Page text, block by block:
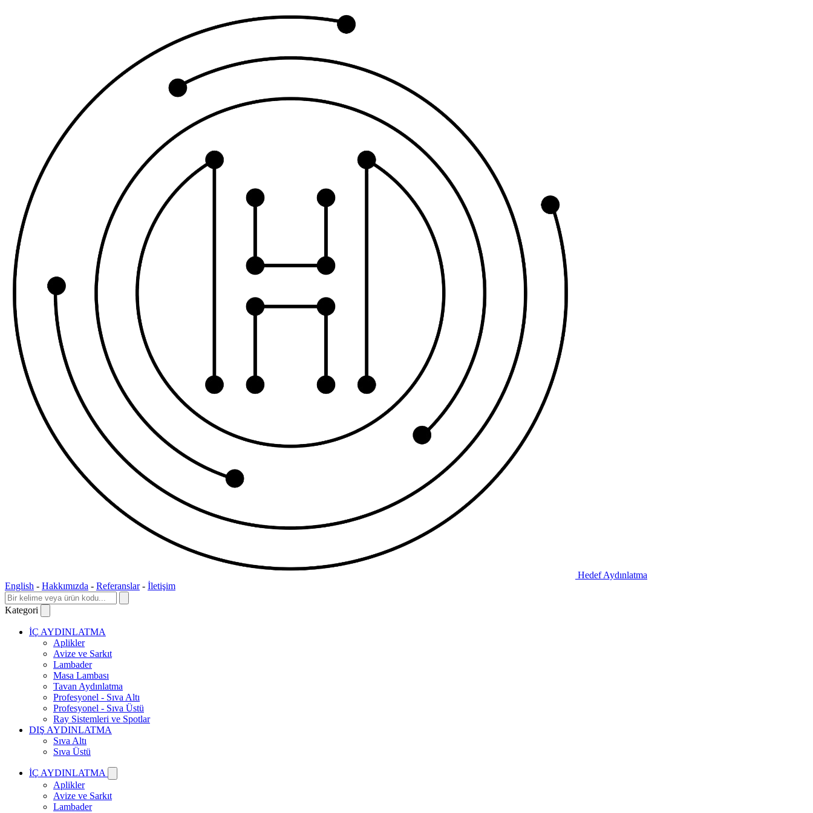
Hedef Aydınlatma
English - Hakkımızda - Referanslar - İletişim
Kategori
İÇ AYDINLATMA
Aplikler
Avize ve Sarkıt
Lambader
Masa Lambası
Tavan Aydınlatma
Profesyonel - Sıva Altı
Profesyonel - Sıva Üstü
Ray Sistemleri ve Spotlar
DIŞ AYDINLATMA
Sıva Altı
Sıva Üstü
İÇ AYDINLATMA
Aplikler
Avize ve Sarkıt
Lambader